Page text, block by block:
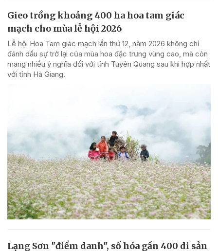
Gieo trồng khoảng 400 ha hoa tam giác
mạch cho mùa lễ hội 2026
Lễ hội Hoa Tam giác mạch lần thứ 12, năm 2026 không chỉ
đánh dấu sự trở lại của mùa hoa đặc trưng vùng cao, mà còn
mang nhiều ý nghĩa đối với tỉnh Tuyên Quang sau khi hợp nhất
với tỉnh Hà Giang.
Lạng Sơn "điểm danh", số hóa gần 400 di sản